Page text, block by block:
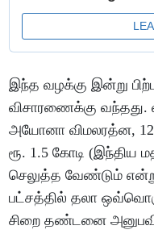
இந்த வழக்கு இன்று
விசாரணைக்கு வந்தது.
அயோனா விமலரத்ன,
ரூ. 1.5 கோடி (இந்திய
செலுத்த வேண்டும்
பட்சத்தில் தலா
சிறை தண்டனை